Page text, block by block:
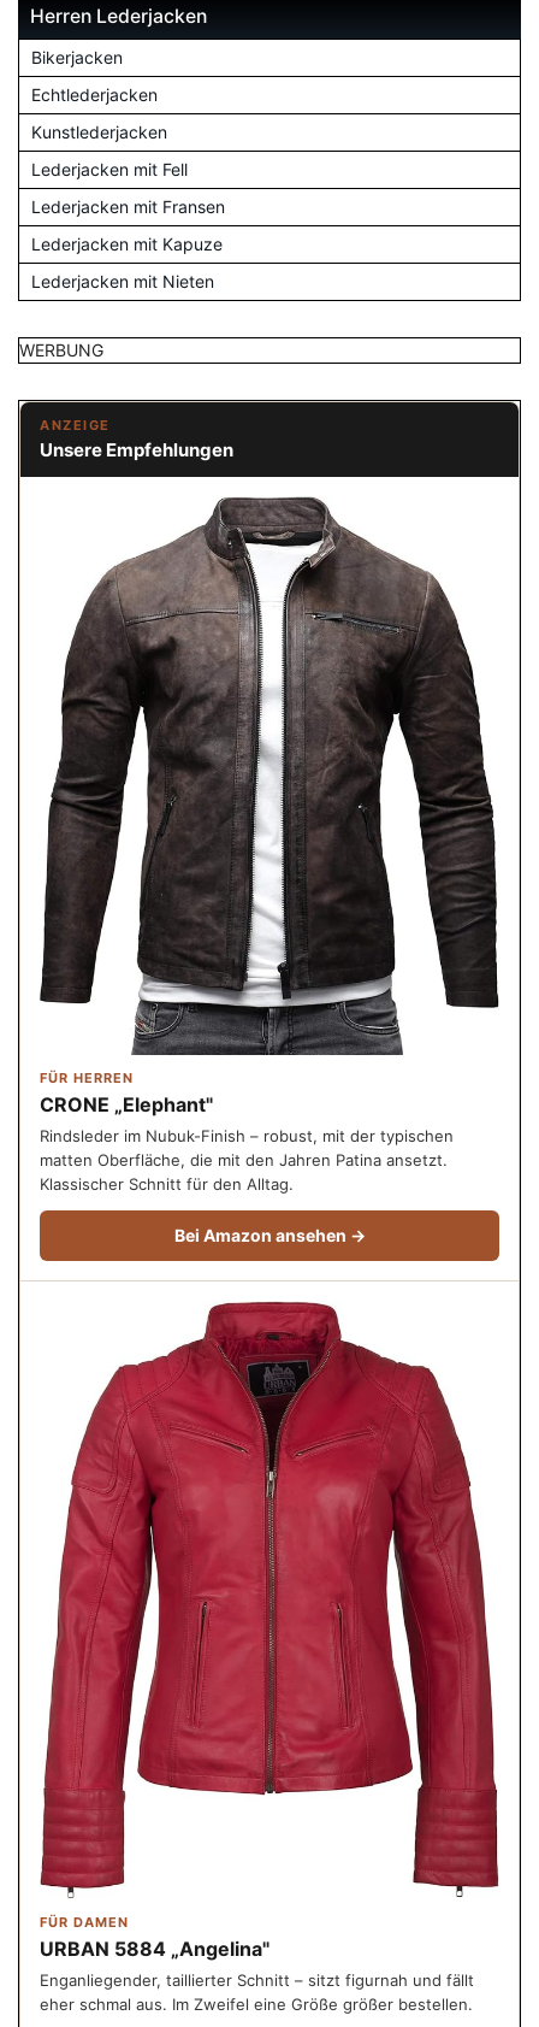
Herren Lederjacken
Bikerjacken
Echtlederjacken
Kunstlederjacken
Lederjacken mit Fell
Lederjacken mit Fransen
Lederjacken mit Kapuze
Lederjacken mit Nieten
WERBUNG
ANZEIGE
Unsere Empfehlungen
FÜR HERREN
CRONE „Elephant"
Rindsleder im Nubuk-Finish – robust, mit der typischen
matten Oberfläche, die mit den Jahren Patina ansetzt.
Klassischer Schnitt für den Alltag.
Bei Amazon ansehen →
FÜR DAMEN
URBAN 5884 „Angelina"
Enganliegender, taillierter Schnitt – sitzt figurnah und fällt
eher schmal aus. Im Zweifel eine Größe größer bestellen.